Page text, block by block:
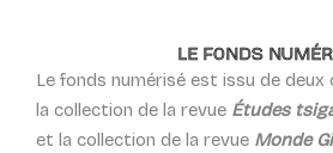
LE FONDS
Le fonds numérisé est issu de deux
la collection de la revue Études
et la collection de la revue Monde